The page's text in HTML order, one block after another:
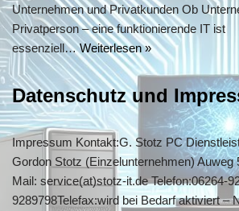
Unternehmen und Privatkunden Ob
Privatperson – eine funktionierende IT ist
essenziell…Weiterlesen »
Datenschutz und
Impressum Kontakt:G. Stotz PC
Gordon Stotz (Einzelunternehmen) Auweg
Mail: service(at)stotz-it.de Telefon:06264-
9289798Telefax:wird bei Bedarf aktiviert –